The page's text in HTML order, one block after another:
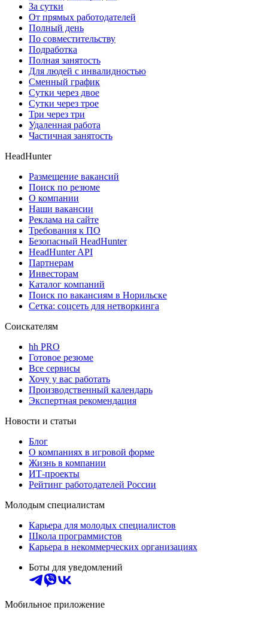
За сутки
От прямых работодателей
Полный день
По совместительству
Подработка
Полная занятость
Для людей с инвалидностью
Сменный график
Сутки через двое
Сутки через трое
Три через три
Удаленная работа
Частичная занятость
HeadHunter
Размещение вакансий
Поиск по резюме
О компании
Наши вакансии
Реклама на сайте
Требования к ПО
Безопасный HeadHunter
HeadHunter API
Партнерам
Инвесторам
Каталог компаний
Поиск по вакансиям в Норильске
Сетка: соцсеть для нетворкинга
Соискателям
hh PRO
Готовое резюме
Все сервисы
Хочу у вас работать
Производственный календарь
Экспертная рекомендация
Новости и статьи
Блог
О компаниях в игровой форме
Жизнь в компании
ИТ-проекты
Рейтинг работодателей России
Молодым специалистам
Карьера для молодых специалистов
Школа программистов
Карьера в некоммерческих организациях
Боты для уведомлений
Мобильное приложение